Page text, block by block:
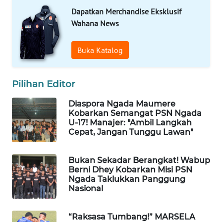
Dapatkan Merchandise Eksklusif
Wahana News
Buka Katalog
Pilihan Editor
Diaspora Ngada Maumere
Kobarkan Semangat PSN Ngada
U-17! Manajer: "Ambil Langkah
Cepat, Jangan Tunggu Lawan"
Bukan Sekadar Berangkat! Wabup
Berni Dhey Kobarkan Misi PSN
Ngada Taklukkan Panggung
Nasional
“Raksasa Tumbang!” MARSELA
KELISTRIKAN
WALINKI
ID
MAWAKA
MARTABAT
NET
PLN
WATCH
MKLI